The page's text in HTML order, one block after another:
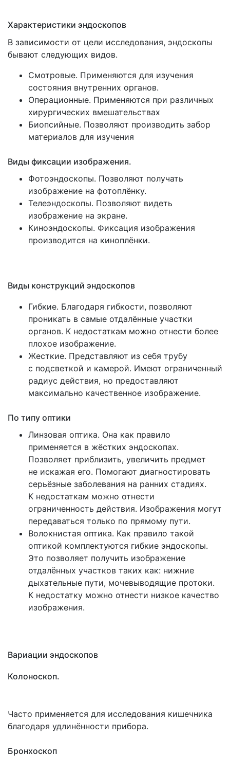
Характеристики эндоскопов
В зависимости от цели исследования, эндоскопы
бывают следующих видов.
Смотровые. Применяются для изучения
состояния внутренних органов.
Операционные. Применяются при различных
хирургических вмешательствах
Биопсийные. Позволяют производить забор
материалов для изучения
Виды фиксации изображения.
Фотоэндоскопы. Позволяют получать
изображение на фотоплёнку.
Телеэндоскопы. Позволяют видеть
изображение на экране.
Киноэндоскопы. Фиксация изображения
производится на киноплёнки.
Виды конструкций эндоскопов
Гибкие. Благодаря гибкости, позволяют
проникать в самые отдалённые участки
органов. К недостаткам можно отнести более
плохое изображение.
Жесткие. Представляют из себя трубу
с подсветкой и камерой. Имеют ограниченный
радиус действия, но предоставляют
максимально качественное изображение.
По типу оптики
Линзовая оптика. Она как правило
применяется в жёстких эндоскопах.
Позволяет приблизить, увеличить предмет
не искажая его. Помогают диагностировать
серьёзные заболевания на ранних стадиях.
К недостаткам можно отнести
ограниченность действия. Изображения могут
передаваться только по прямому пути.
Волокнистая оптика. Как правило такой
оптикой комплектуются гибкие эндоскопы.
Это позволяет получить изображение
отдалённых участков таких как: нижние
дыхательные пути, мочевыводящие протоки.
К недостатку можно отнести низкое качество
изображения.
Вариации эндоскопов
Колоноскоп.
Часто применяется для исследования кишечника
благодаря удлинённости прибора.
Бронхоскоп